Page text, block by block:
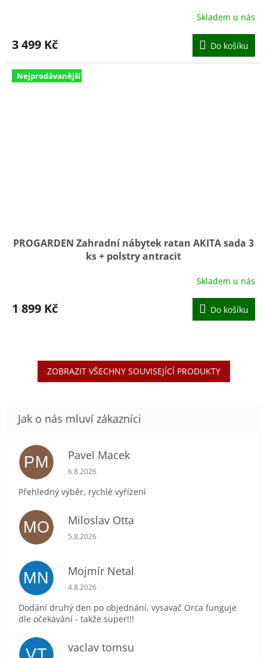
Skladem u nás
3 499 Kč Do košíku
Nejprodávanější
PROGARDEN Zahradní nábytek ratan AKITA sada 3
ks + polstry antracit
produktu
je
hvězdiček.
Skladem u nás
1 899 Kč Do košíku
ZOBRAZIT VŠECHNY SOUVISEJÍCÍ PRODUKTY
PM Pavel Macek
Hodnocení obchodu je 5 z 5 hvězdiček.
6.8.2026
Přehledný výběr, rychlé vyřízení
MO Miloslav Otta
Hodnocení obchodu je 5 z 5 hvězdiček.
5.8.2026
MN Mojmír Netal
Hodnocení obchodu je 5 z 5 hvězdiček.
4.8.2026
Dodání druhý den po objednání, vysavač Orca funguje
dle očekávání - takže super!!!
vaclav tomsu